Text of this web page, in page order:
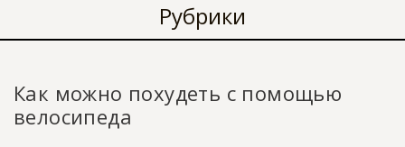
Рубрики
Как можно похудеть с помощью
велосипеда